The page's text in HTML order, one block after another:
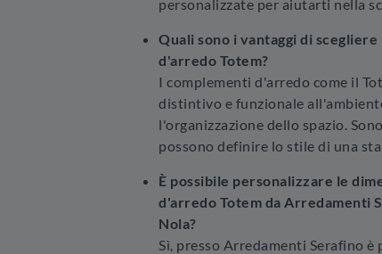
personalizzate per aiutarti nella
Quali sono i vantaggi di
d'arredo Totem?
I complementi d'arredo come il
distintivo e funzionale
l'organizzazione dello spazio.
possono definire lo stile di una
È possibile personalizzare le
d'arredo Totem da Arredamenti
Nola?
Sì, presso Arredamenti Serafino è